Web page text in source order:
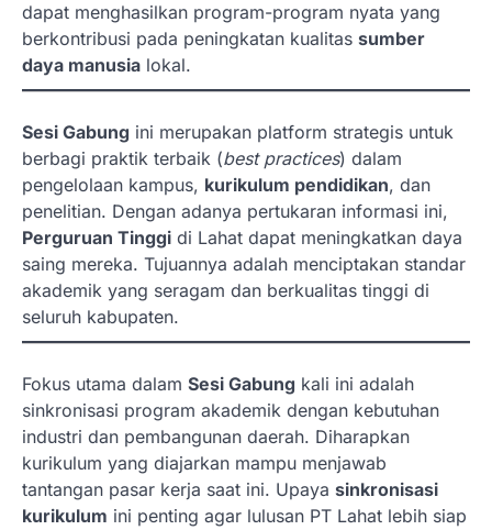
dapat menghasilkan program-program nyata yang
berkontribusi pada peningkatan kualitas sumber
daya manusia lokal.
Sesi Gabung ini merupakan platform strategis untuk
berbagi praktik terbaik (best practices) dalam
pengelolaan kampus, kurikulum pendidikan, dan
penelitian. Dengan adanya pertukaran informasi ini,
Perguruan Tinggi di Lahat dapat meningkatkan daya
saing mereka. Tujuannya adalah menciptakan standar
akademik yang seragam dan berkualitas tinggi di
seluruh kabupaten.
Fokus utama dalam Sesi Gabung kali ini adalah
sinkronisasi program akademik dengan kebutuhan
industri dan pembangunan daerah. Diharapkan
kurikulum yang diajarkan mampu menjawab
tantangan pasar kerja saat ini. Upaya sinkronisasi
kurikulum ini penting agar lulusan PT Lahat lebih siap